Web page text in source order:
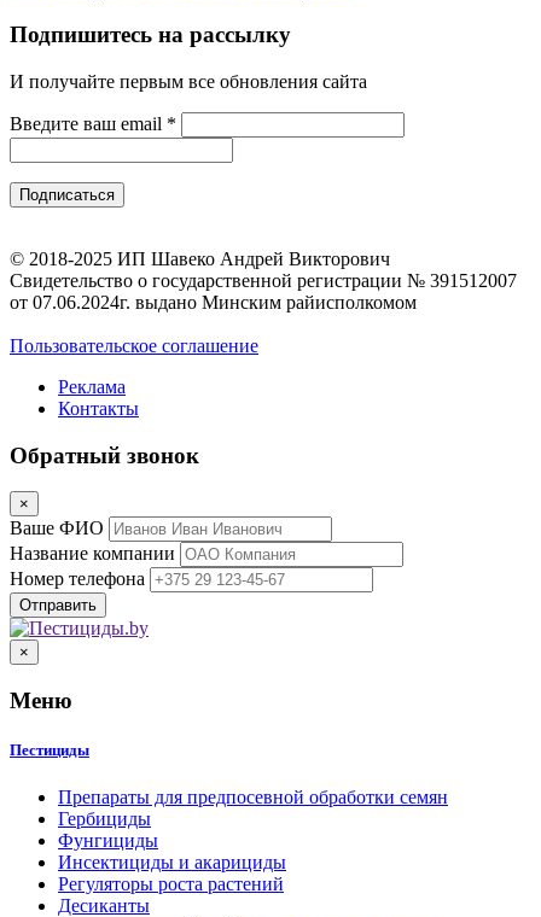
Подпишитесь на рассылку
И получайте первым все обновления сайта
Введите ваш email *
© 2018-2025 ИП Шавеко Андрей Викторович
Свидетельство о государственной регистрации № 391512007
от 07.06.2024г. выдано Минским райисполкомом
Пользовательское соглашение
Реклама
Контакты
Обратный звонок
×
Ваше ФИО
Название компании
Номер телефона
×
Меню
Пестициды
Препараты для предпосевной обработки семян
Гербициды
Фунгициды
Инсектициды и акарициды
Регуляторы роста растений
Десиканты